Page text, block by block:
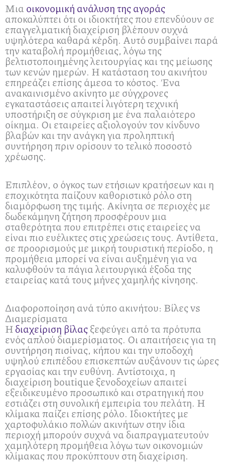
Μια οικονομική ανάλυση της αγοράς
αποκαλύπτει ότι οι ιδιοκτήτες που επενδύουν σε
επαγγελματική διαχείριση βλέπουν συχνά
υψηλότερα καθαρά κέρδη. Αυτό συμβαίνει παρά
την καταβολή προμήθειας, λόγω της
βελτιστοποιημένης λειτουργίας και της μείωσης
των κενών ημερών. Η κατάσταση του ακινήτου
επηρεάζει επίσης άμεσα το κόστος. Ένα
ανακαινισμένο ακίνητο με σύγχρονες
εγκαταστάσεις απαιτεί λιγότερη τεχνική
υποστήριξη σε σύγκριση με ένα παλαιότερο
οίκημα. Οι εταιρείες αξιολογούν τον κίνδυνο
βλαβών και την ανάγκη για προληπτική
συντήρηση πριν ορίσουν το τελικό ποσοστό
χρέωσης.
Επιπλέον, ο όγκος των ετήσιων κρατήσεων και η
εποχικότητα παίζουν καθοριστικό ρόλο στη
διαμόρφωση της τιμής. Ακίνητα σε περιοχές με
δωδεκάμηνη ζήτηση προσφέρουν μια
σταθερότητα που επιτρέπει στις εταιρείες να
είναι πιο ευέλικτες στις χρεώσεις τους. Αντίθετα,
σε προορισμούς με μικρή τουριστική περίοδο, η
προμήθεια μπορεί να είναι αυξημένη για να
καλυφθούν τα πάγια λειτουργικά έξοδα της
εταιρείας κατά τους μήνες χαμηλής κίνησης.
Διαφοροποίηση ανά τύπο ακινήτου: Βίλες vs
Διαμερίσματα
Ηδιαχείριση βίλας ξεφεύγει από τα πρότυπα
ενός απλού διαμερίσματος. Οι απαιτήσεις για τη
συντήρηση πισίνας, κήπου και την υποδοχή
υψηλού επιπέδου επισκεπτών αυξάνουν τις ώρες
εργασίας και την ευθύνη. Αντίστοιχα, η
διαχείριση boutique ξενοδοχείων απαιτεί
εξειδικευμένο προσωπικό και στρατηγική που
εστιάζει στη συνολική εμπειρία του πελάτη. Η
κλίμακα παίζει επίσης ρόλο. Ιδιοκτήτες με
χαρτοφυλάκιο πολλών ακινήτων στην ίδια
περιοχή μπορούν συχνά να διαπραγματευτούν
χαμηλότερη προμήθεια λόγω των οικονομιών
κλίμακας που προκύπτουν στη διαχείριση.